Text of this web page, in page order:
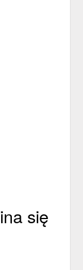
się